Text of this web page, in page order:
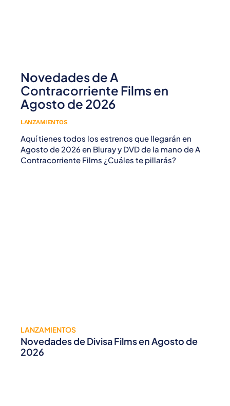
Novedades de A
Contracorriente Films en
Agosto de 2026
LANZAMIENTOS
Aquí tienes todos los estrenos que llegarán en
Agosto de 2026 en Bluray y DVD de la mano de A
Contracorriente Films ¿Cuáles te pillarás?
LANZAMIENTOS
Novedades de Divisa Films en Agosto de
2026